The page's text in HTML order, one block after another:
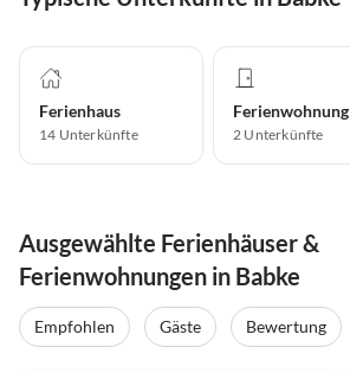
Ferienhaus
14 Unterkünfte
Ferienwohnung
2 Unterkünfte
Ausgewählte Ferienhäuser &
Ferienwohnungen in Babke
Empfohlen Gäste Bewertung